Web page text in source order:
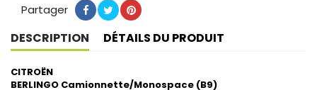
Partager
Partager
TweetPinterest
DESCRIPTION DÉTAILS DU PRODUIT
CITROËN
BERLINGO Camionnette/Monospace (B9)